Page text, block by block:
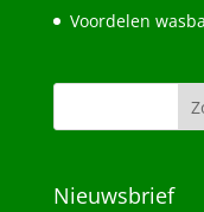
Voordelen
Nieuwsbrief